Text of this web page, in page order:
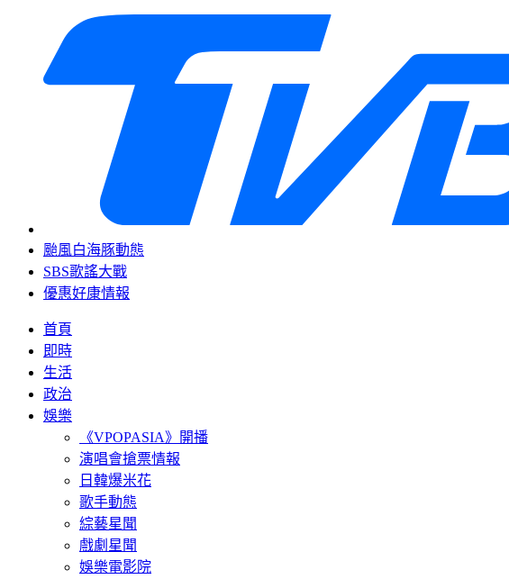
颱風白海豚動態
SBS歌謠大戰
優惠好康情報
首頁
即時
生活
政治
娛樂
《VPOPASIA》開播
演唱會搶票情報
日韓爆米花
歌手動態
綜藝星聞
戲劇星聞
娛樂電影院